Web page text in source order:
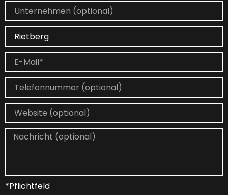
*Pflichtfeld